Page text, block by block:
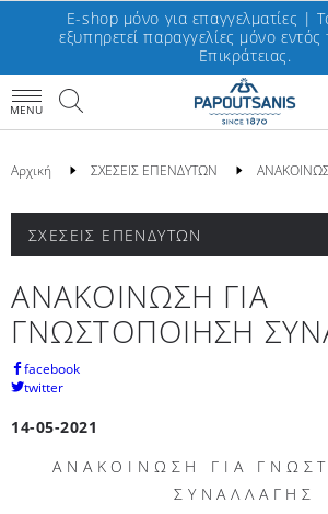
E-shop μόνο για επαγγελματίες |
εξυπηρετεί παραγγελίες μόνο εντός
Επικράτειας.
MENU
Αρχική ΣΧΕΣΕΙΣ ΕΠΕΝΔΥΤΩΝ
ΣΧΕΣΕΙΣ ΕΠΕΝΔΥΤΩΝ
ΑΝΑΚΟΙΝΩΣΗ ΓΙΑ
ΓΝΩΣΤΟΠΟΙΗΣΗ
facebook
twitter
14-05-2021
ΑΝΑΚΟΙΝΩΣΗ ΓΙΑ
ΣΥΝΑΛΛΑΓΗΣ